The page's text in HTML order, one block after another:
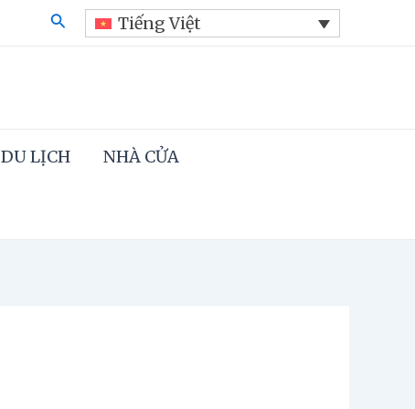
Search Tiếng Việt
DU LỊCH NHÀ CỬA